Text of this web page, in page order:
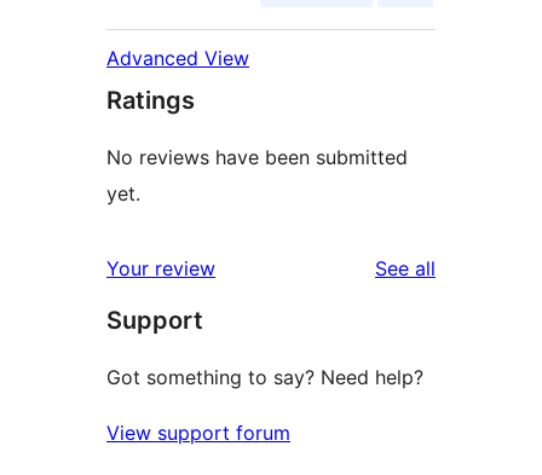
Advanced View
Ratings
No reviews have been submitted
yet.
Your review See all
Support
Got something to say? Need help?
View support forum